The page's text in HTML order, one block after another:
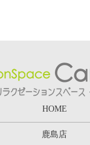
HOME
鹿島店